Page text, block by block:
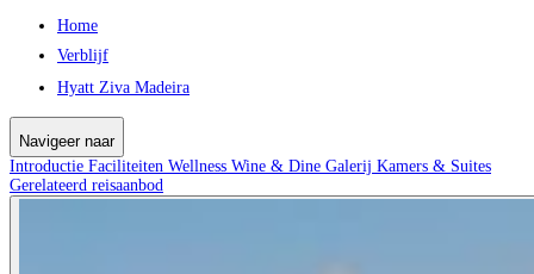
Home
Verblijf
Hyatt Ziva Madeira
Navigeer naar
Introductie Faciliteiten Wellness Wine & Dine Galerij Kamers & Suites
Gerelateerd reisaanbod